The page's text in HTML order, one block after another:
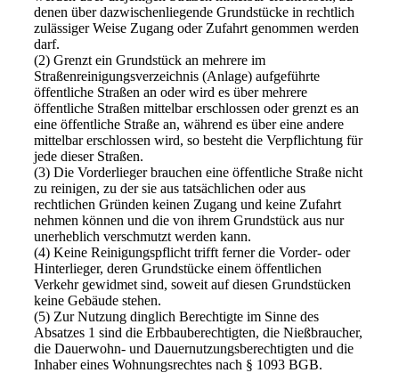
denen über dazwischenliegende Grundstücke in rechtlich
zulässiger Weise Zugang oder Zufahrt genommen werden
darf.
(2) Grenzt ein Grundstück an mehrere im
Straßenreinigungsverzeichnis (Anlage) aufgeführte
öffentliche Straßen an oder wird es über mehrere
öffentliche Straßen mittelbar erschlossen oder grenzt es an
eine öffentliche Straße an, während es über eine andere
mittelbar erschlossen wird, so besteht die Verpflichtung für
jede dieser Straßen.
(3) Die Vorderlieger brauchen eine öffentliche Straße nicht
zu reinigen, zu der sie aus tatsächlichen oder aus
rechtlichen Gründen keinen Zugang und keine Zufahrt
nehmen können und die von ihrem Grundstück aus nur
unerheblich verschmutzt werden kann.
(4) Keine Reinigungspflicht trifft ferner die Vorder- oder
Hinterlieger, deren Grundstücke einem öffentlichen
Verkehr gewidmet sind, soweit auf diesen Grundstücken
keine Gebäude stehen.
(5) Zur Nutzung dinglich Berechtigte im Sinne des
Absatzes 1 sind die Erbbauberechtigten, die Nießbraucher,
die Dauerwohn- und Dauernutzungsberechtigten und die
Inhaber eines Wohnungsrechtes nach § 1093 BGB.